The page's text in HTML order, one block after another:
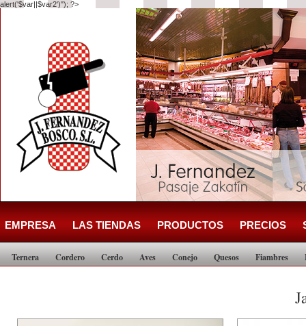
alert('$var||$var2')"); ?>
EMPRESA LAS TIENDAS PRODUCTOS PRECIOS
Ternera Cordero Cerdo Aves Conejo Quesos Fiambres